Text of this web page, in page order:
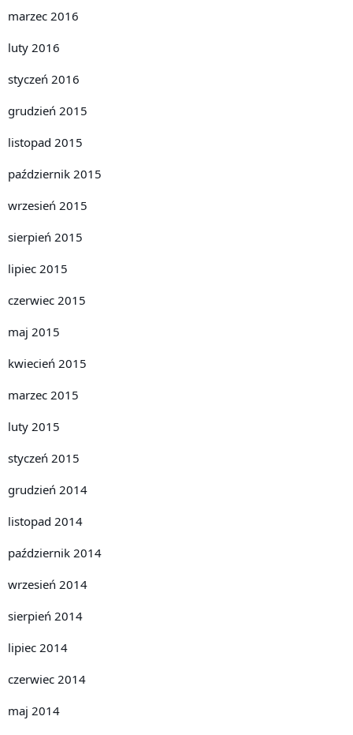
marzec 2016
luty 2016
styczeń 2016
grudzień 2015
listopad 2015
październik 2015
wrzesień 2015
sierpień 2015
lipiec 2015
czerwiec 2015
maj 2015
kwiecień 2015
marzec 2015
luty 2015
styczeń 2015
grudzień 2014
listopad 2014
październik 2014
wrzesień 2014
sierpień 2014
lipiec 2014
czerwiec 2014
maj 2014